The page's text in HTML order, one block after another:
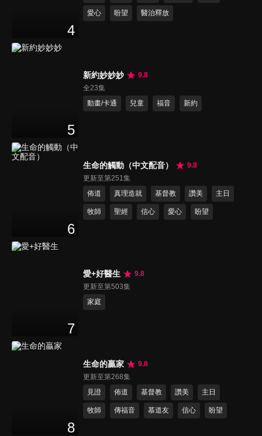
4
愛心 盼望 醫治釋放
5
新約妙妙妙
9.8
全23集
動畫/卡通
兒童 福音 新約
6
生命的觸動（中文配音）
9.8
更新至第251集
佈道
真理造就 基督教 讚美 主日
牧師 聖經 信心 愛心 盼望
7
愛+好醫生
9.8
更新至第503集
家庭
8
生命的贏家
9.8
更新至第268集
見證
佈道 基督教 讚美 主日
牧師 傳福音 慕道友 信心 盼望